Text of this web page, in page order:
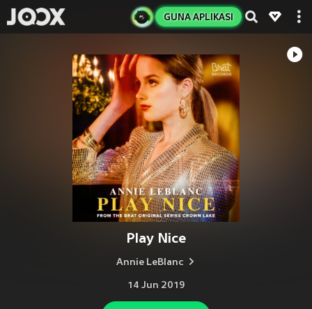
GUNA APLIKASI
Play Nice
Annie LeBlanc
14 Jun 2019